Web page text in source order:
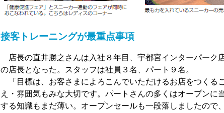
接客トレーニングが最重点事項
店長の直井勝之さんは入社８年目、宇都宮インターパーク
の店長となった。スタッフは社員３名、パート９名。
「目標は、お客さまによろこんでいただけるお店をつくる
え・雰囲気もみな大切です。パートさんの多くはオープンに
する知識もまだ薄い。オープンセールも一段落しましたので